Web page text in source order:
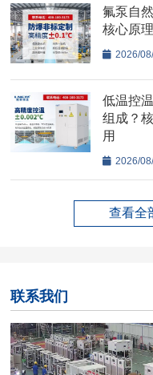
氟泵自
核心原
2026/
低温控
组成？
用
2026/
查看全
联系我们